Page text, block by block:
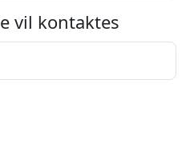
vil kontaktes